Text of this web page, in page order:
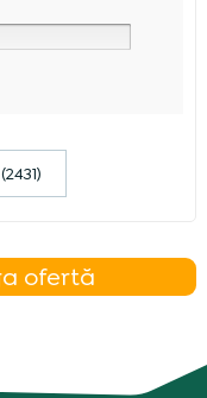
ofertă